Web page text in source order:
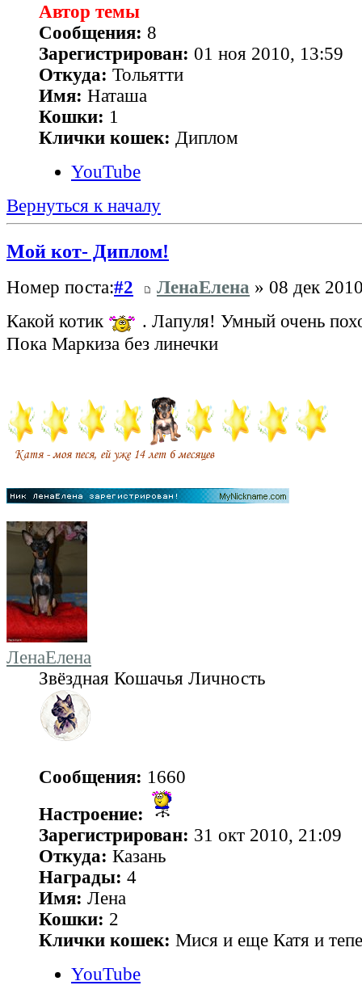
Автор темы
Сообщения: 8
Зарегистрирован: 01 ноя 2010, 13:59
Откуда: Тольятти
Имя: Наташа
Кошки: 1
Клички кошек: Диплом
YouTube
Вернуться к началу
Мой кот- Диплом!
Номер поста:#2 ЛенаЕлена » 08 дек
Какой котик
. Лапуля! Умный очень
Пока Маркиза без линечки
ЛенаЕлена
Звёздная Кошачья Личность
Сообщения: 1660
Настроение:
Зарегистрирован: 31 окт 2010, 21:09
Откуда: Казань
Награды: 4
Имя: Лена
Кошки: 2
Клички кошек: Мися и еще Катя и
YouTube